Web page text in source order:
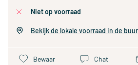
niet op voorraad
Bekijk de lokale voorraad in de
Bewaar Chat